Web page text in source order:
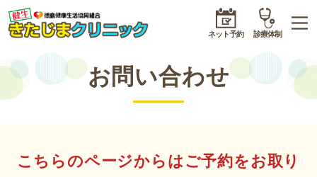
ネット予約 診療体制
お問い合わせ
こちらのページからはご予約をお取り